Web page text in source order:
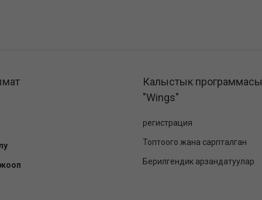
Калыстык программасы
"Wings"
регистрация
Топтоого жана сарпталган
Берилгендик арзандатуулар